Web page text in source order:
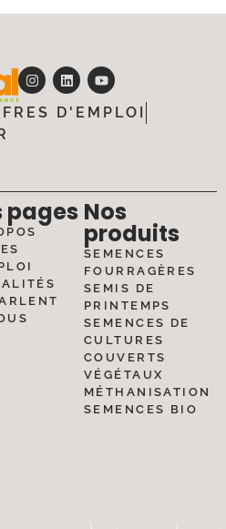
D'EMPLOI
pages Nos
produits
SEMENCES
FOURRAGÈRES
SEMIS DE
PRINTEMPS
SEMENCES DE
CULTURES
COUVERTS
VÉGÉTAUX
MÉTHANISATION
SEMENCES BIO